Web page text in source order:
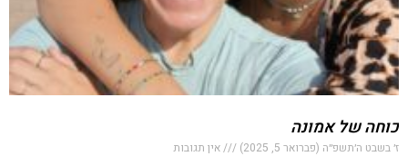
כוחה של אמונה
ז׳ בשבט ה׳תשפ״ה (פברואר 5, 2025) אין תגובות